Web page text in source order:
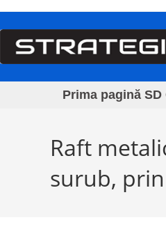
Prima pagină SD
Raft
surub,